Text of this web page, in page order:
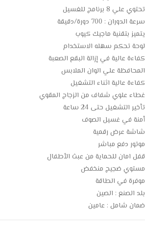
تحتوي علي 8 برنامج للغسيل
سرعة الدوران : 700 دورة/دقيقة
يتميز بتقنية ماجيك كيوب
لوحة تحكم سهله الاستخدام
كفاءة عالية في إزالة البقع الصعبة
المحافظة علي الوان الملابس
كفاءة عالية اثناء التشغيل
غطاء علوي شفاف من الزجاج المقوي
تأخير التشغيل حتى 24 ساعة
أمنة في غسيل الصوف
شاشة عرض رقمية
موتور دفع مباشر
قفل امان للحماية من عبث الأطفال
مستوي ضجيج منخفض
موفرة في الطاقة
بلد الصنع : الصين
ضمان شامل : عامين